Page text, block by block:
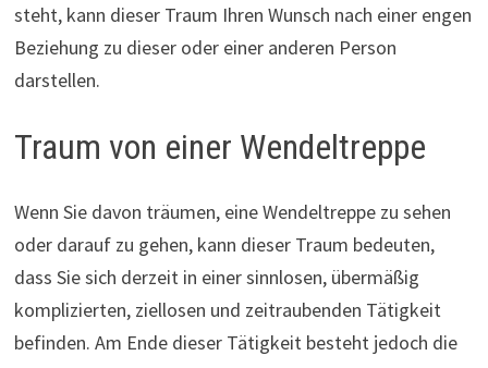
steht, kann dieser Traum Ihren Wunsch nach einer engen
Beziehung zu dieser oder einer anderen Person
darstellen.
Traum von einer Wendeltreppe
Wenn Sie davon träumen, eine Wendeltreppe zu sehen
oder darauf zu gehen, kann dieser Traum bedeuten,
dass Sie sich derzeit in einer sinnlosen, übermäßig
komplizierten, ziellosen und zeitraubenden Tätigkeit
befinden. Am Ende dieser Tätigkeit besteht jedoch die